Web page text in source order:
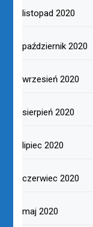
listopad 2020
październik 2020
wrzesień 2020
sierpień 2020
lipiec 2020
czerwiec 2020
maj 2020